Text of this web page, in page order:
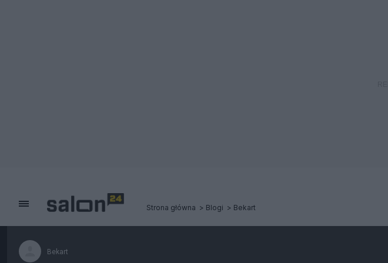
Strona główna Blogi Bekart
Bekart